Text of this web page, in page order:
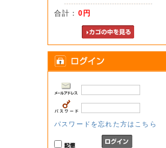
合計： 0円
パスワードを忘れた方はこちら